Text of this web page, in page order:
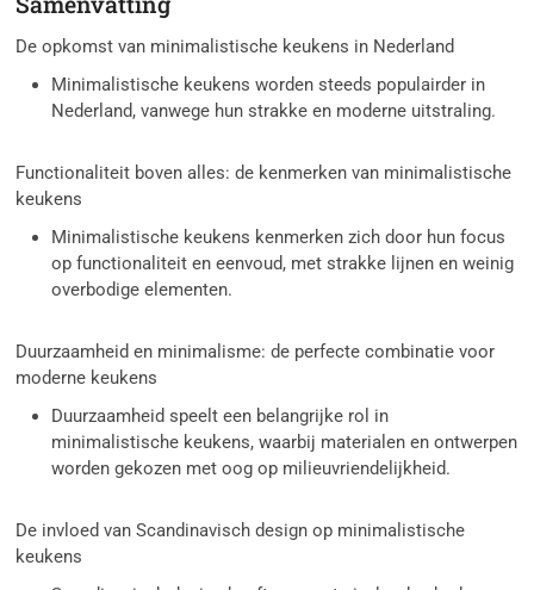
De opkomst van minimalistische keukens in Nederland
Minimalistische keukens worden steeds populairder in
Nederland, vanwege hun strakke en moderne uitstraling.
Functionaliteit boven alles: de kenmerken van minimalistische
keukens
Minimalistische keukens kenmerken zich door hun focus
op functionaliteit en eenvoud, met strakke lijnen en weinig
overbodige elementen.
Duurzaamheid en minimalisme: de perfecte combinatie voor
moderne keukens
Duurzaamheid speelt een belangrijke rol in
minimalistische keukens, waarbij materialen en ontwerpen
worden gekozen met oog op milieuvriendelijkheid.
De invloed van Scandinavisch design op minimalistische
keukens